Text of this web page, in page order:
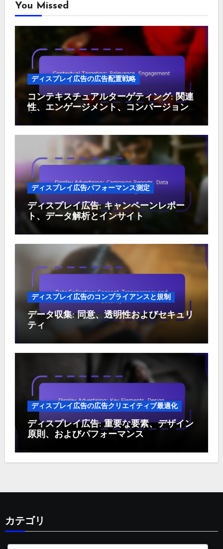
You Missed
ディスプレイ広告の広告配置戦略
コンテキスチュアルターゲティング: 関連
性、エンゲージメント、コンバージョン
ディスプレイ広告パフォーマンス測定
ディスプレイ広告: キャンペーンレポー
ト、データ解析とインサイト
ディスプレイ広告のコンプライアンスと規制
データ収集: 同意、透明性およびセキュリ
ティ
ディスプレイ広告の広告クリエイティブ最適化
ディスプレイ広告: 重要な要素、デザイン
原則、およびパフォーマンス
カテゴリ